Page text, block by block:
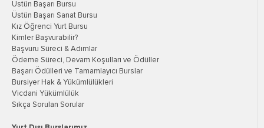
Üstün Başarı Bursu
Üstün Başarı Sanat Bursu
Kız Öğrenci Yurt Bursu
Kimler Başvurabilir?
Başvuru Süreci & Adımlar
Ödeme Süreci, Devam Koşulları ve Ödüller
Başarı Ödülleri ve Tamamlayıcı Burslar
Bursiyer Hak & Yükümlülükleri
Vicdani Yükümlülük
Sıkça Sorulan Sorular